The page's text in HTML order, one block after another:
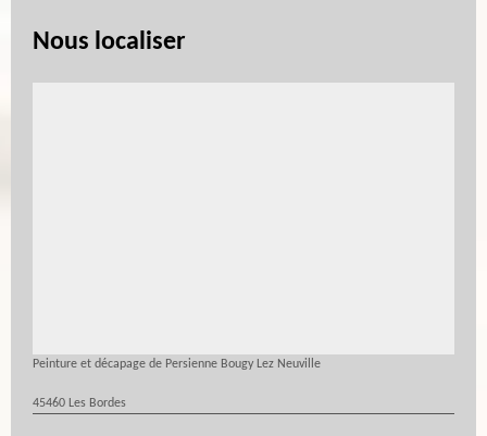
Nous localiser
Peinture et décapage de Persienne Bougy Lez Neuville
45460 Les Bordes